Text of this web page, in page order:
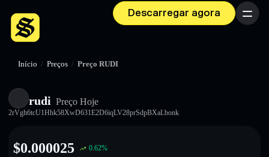
Descarregar agora Menu
Início / Preços / Preço RUDI
rudi Preço Hoje
2rVgh6tcU1Hhk58XwD631E2D6iqLV28prSdpBXaLbonk
$0.000025 0.62%